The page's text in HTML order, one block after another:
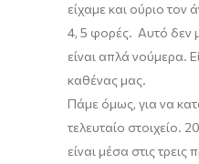
είχαμε και ούριο τον
4, 5 φορές. Αυτό δεν
είναι απλά νούμερα.
καθένας μας.
Πάμε όμως, για να
τελευταίο στοιχείο.
είναι μέσα στις